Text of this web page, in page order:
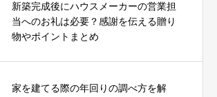
新築完成後にハウスメーカーの営業担
当へのお礼は必要？感謝を伝える贈り
物やポイントまとめ
家を建てる際の年回りの調べ方を解